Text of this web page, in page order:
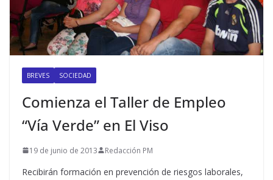
BREVES SOCIEDAD
Comienza el Taller de Empleo
“Vía Verde” en El Viso
19 de junio de 2013 Redacción PM
Recibirán formación en prevención de riesgos laborales,